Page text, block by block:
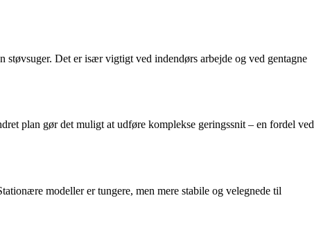
Det er især vigtigt ved indendørs arbejde og ved gentagne
plan gør det muligt at udføre komplekse geringssnit – en fordel ved
modeller er tungere, men mere stabile og velegnede til